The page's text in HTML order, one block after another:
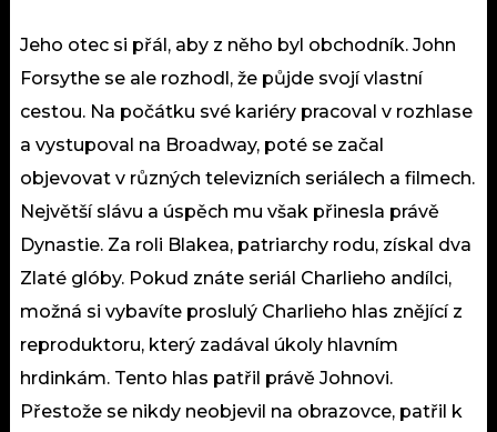
Jeho otec si přál, aby z něho byl obchodník. John
Forsythe se ale rozhodl, že půjde svojí vlastní
cestou. Na počátku své kariéry pracoval v rozhlase
a vystupoval na Broadway, poté se začal
objevovat v různých televizních seriálech a filmech.
Největší slávu a úspěch mu však přinesla právě
Dynastie. Za roli Blakea, patriarchy rodu, získal dva
Zlaté glóby. Pokud znáte seriál Charlieho andílci,
možná si vybavíte proslulý Charlieho hlas znějící z
reproduktoru, který zadával úkoly hlavním
hrdinkám. Tento hlas patřil právě Johnovi.
Přestože se nikdy neobjevil na obrazovce, patřil k